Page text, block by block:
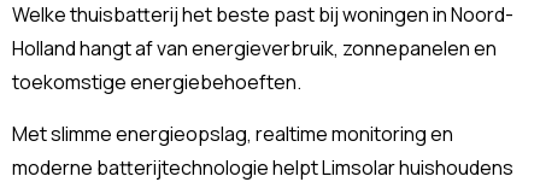
Welke thuisbatterij het beste past bij woningen in Noord-
Holland hangt af van energieverbruik, zonnepanelen en
toekomstige energiebehoeften.
Met slimme energieopslag, realtime monitoring en
moderne batterijtechnologie helpt Limsolar huishoudens